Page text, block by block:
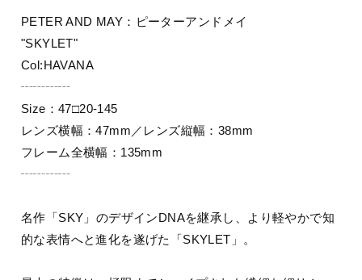
PETER AND MAY：ピーターアンドメイ
"SKYLET"
Col:HAVANA
┄┄┄┄
Size：47□20-145
レンズ横幅：47mm／レンズ縦幅：38mm
フレーム全横幅：135mm
┄┄┄┄
名作「SKY」のデザインDNAを継承し、より軽やかで知
的な表情へと進化を遂げた「SKYLET」。